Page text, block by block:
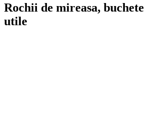
Rochii de mireasa,
utile